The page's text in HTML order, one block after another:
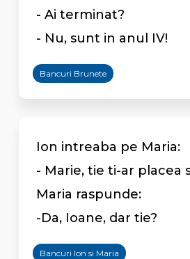
- Ai terminat?
- Nu, sunt in anul IV!
Bancuri Brunete
Ion intreaba pe Maria:
- Marie, tie ti-ar placea
Maria raspunde:
-Da, Ioane, dar tie?
Bancuri Ion si Maria